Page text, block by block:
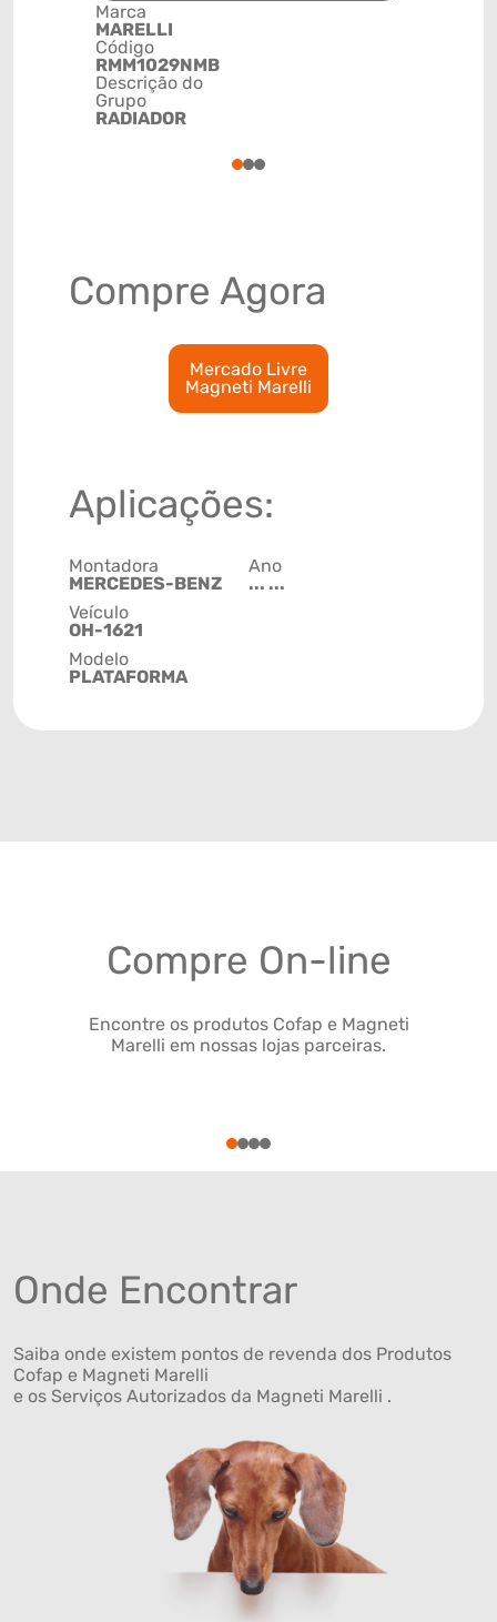
Marca
MARELLI
Código
RMM1029NMB
Descrição do
Grupo
RADIADOR
123
Compre Agora
Mercado Livre
Magneti Marelli
Aplicações:
Montadora
MERCEDES-BENZ
Veículo
OH-1621
Modelo
PLATAFORMA
Ano
... ...
Compre On-line
Encontre os produtos Cofap e Magneti
Marelli em nossas lojas parceiras.
1234
Onde Encontrar
Saiba onde existem pontos de revenda dos Produtos
Cofap e Magneti Marelli
e os Serviços Autorizados da Magneti Marelli .